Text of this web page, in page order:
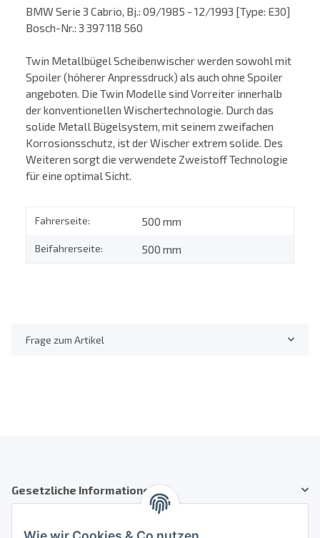
BMW Serie 3 Cabrio, Bj.: 09/1985 - 12/1993 [Type: E30]
Bosch-Nr.: 3 397 118 560
Twin Metallbügel Scheibenwischer werden sowohl mit
Spoiler (höherer Anpressdruck) als auch ohne Spoiler
angeboten. Die Twin Modelle sind Vorreiter innerhalb
der konventionellen Wischertechnologie. Durch das
solide Metall Bügelsystem, mit seinem zweifachen
Korrosionsschutz, ist der Wischer extrem solide. Des
Weiteren sorgt die verwendete Zweistoff Technologie
für eine optimal Sicht.
Fahrerseite: 500 mm
Beifahrerseite: 500 mm
Frage zum Artikel
Gesetzliche Informationen